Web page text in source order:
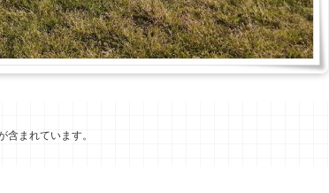
含まれています。